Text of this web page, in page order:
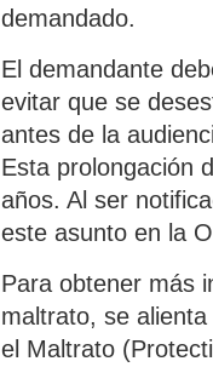
demandado.
El demandante
evitar que se
antes de la
Esta prolongación
años. Al ser
este asunto en la
Para obtener más
maltrato, se
el Maltrato